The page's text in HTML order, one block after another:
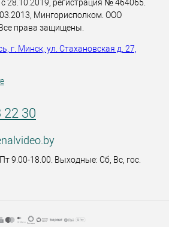
28.10.2019, регистрация № 464065.
Мингорисполком. ООО
права защищены.
г. Минск, ул. Стахановская д. 27,
22 30
9.00-18.00. Выходные: Сб, Вс, гос.